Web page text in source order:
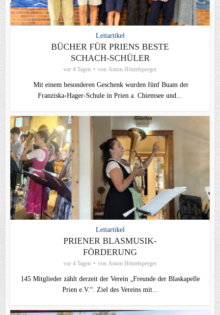
Leitartikel
BÜCHER FÜR PRIENS BESTE
SCHACH-SCHÜLER
vor 4 Tagen von Anton Hötzelsperger
Mit einem besonderen Geschenk wurden fünf Buam der
Franziska-Hager-Schule in Prien a. Chiemsee und...
Leitartikel
PRIENER BLASMUSIK-
FÖRDERUNG
vor 4 Tagen von Anton Hötzelsperger
145 Mitglieder zählt derzeit der Verein „Freunde der Blaskapelle
Prien e.V.“. Ziel des Vereins mit...